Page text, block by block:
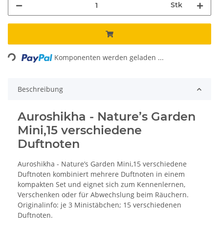
Stk
Loading... Komponenten werden geladen ...
Beschreibung
Auroshikha - Nature’s Garden
Mini,15 verschiedene
Duftnoten
Auroshikha - Nature’s Garden Mini,15 verschiedene
Duftnoten kombiniert mehrere Duftnoten in einem
kompakten Set und eignet sich zum Kennenlernen,
Verschenken oder für Abwechslung beim Räuchern.
Originalinfo: je 3 Ministäbchen; 15 verschiedenen
Duftnoten.